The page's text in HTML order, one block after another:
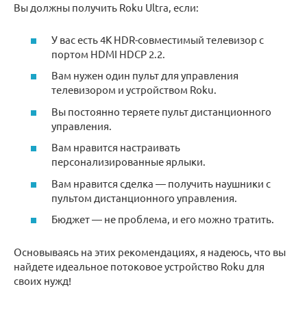
Вы должны получить Roku Ultra, если:
У вас есть 4K HDR-совместимый телевизор с
портом HDMI HDCP 2.2.
Вам нужен один пульт для управления
телевизором и устройством Roku.
Вы постоянно теряете пульт дистанционного
управления.
Вам нравится настраивать
персонализированные ярлыки.
Вам нравится сделка — получить наушники с
пультом дистанционного управления.
Бюджет — не проблема, и его можно тратить.
Основываясь на этих рекомендациях, я надеюсь, что вы
найдете идеальное потоковое устройство Roku для
своих нужд!